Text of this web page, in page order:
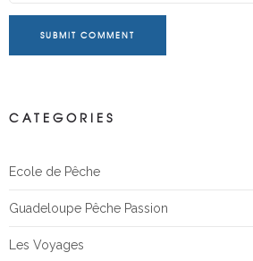
SUBMIT COMMENT
CATEGORIES
Ecole de Pêche
Guadeloupe Pêche Passion
Les Voyages